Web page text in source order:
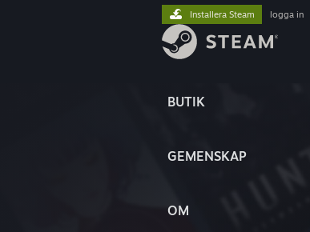
BUTIK
GEMENSKAP
OM
Installera Steam logga in